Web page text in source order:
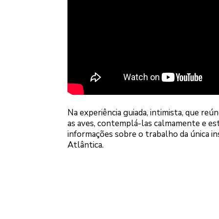
Na experiência guiada, intimista, que
as aves, contemplá-las calmamente e
informações sobre o trabalho da única
Atlântica.